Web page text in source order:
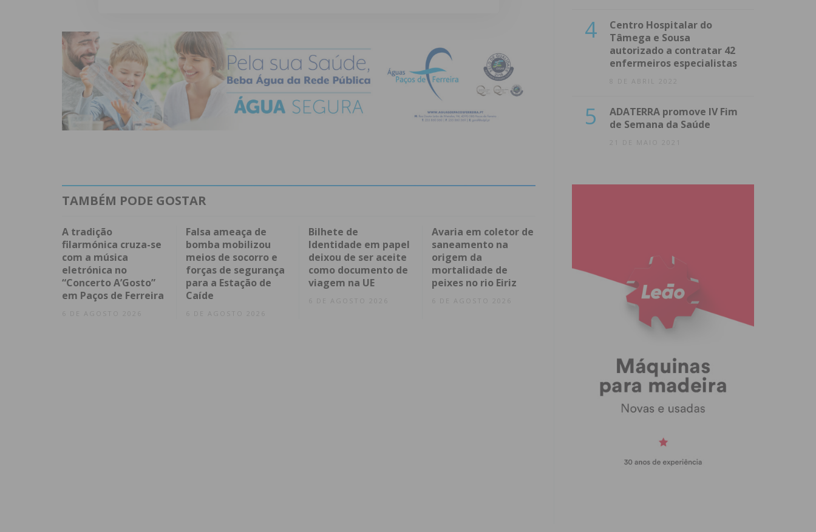
TAMBÉM PODE GOSTAR
A tradição
filarmónica cruza-se
com a música
eletrónica no
“Concerto A’Gosto”
em Paços de Ferreira
6 DE AGOSTO 2026
Falsa ameaça de
bomba mobilizou
meios de socorro e
forças de segurança
para a Estação de
Caíde
6 DE AGOSTO 2026
Bilhete de
Identidade em papel
deixou de ser aceite
como documento de
viagem na UE
6 DE AGOSTO 2026
Avaria em coletor de
saneamento na
origem da
mortalidade de
peixes no rio Eiriz
6 DE AGOSTO 2026
4
Centro Hospitalar do
Tâmega e Sousa
autorizado a contratar 42
enfermeiros especialistas
8 DE ABRIL 2022
5
ADATERRA promove IV Fim
de Semana da Saúde
21 DE MAIO 2021